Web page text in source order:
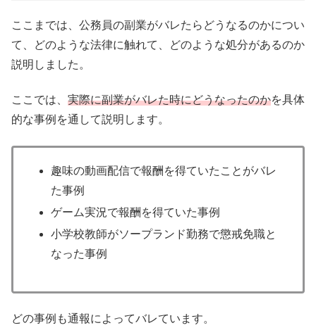
ここまでは、公務員の副業がバレたらどうなるのかについ
て、どのような法律に触れて、どのような処分があるのか
説明しました。
ここでは、 実際に副業がバレた時にどうなったのかを具体
的な事例を通して説明します。
趣味の動画配信で報酬を得ていたことがバレ
た事例
ゲーム実況で報酬を得ていた事例
小学校教師がソープランド勤務で懲戒免職と
なった事例
どの事例も通報によってバレています。